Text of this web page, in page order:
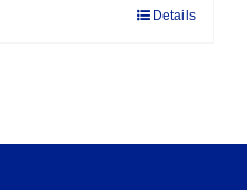
Details